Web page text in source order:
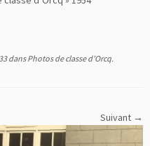
dansPhotos de classe d’Orcq.
Suivant →